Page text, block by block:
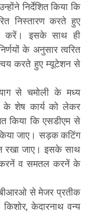
निर्देशित किया कि
निस्तारण करते हुए
करें। इसके साथ ही
के अनुसार त्वरित
करते हुए म्यूटेशन से
से चमोली के मध्य
के शेष कार्य को लेकर
किया कि एसडीएम से
जाए। सड़क कटिंग
रखा जाए। इसके साथ
करनें व समतल करनें के
बीआरओ से मेजर प्रतीक
केदारनाथ वन्य